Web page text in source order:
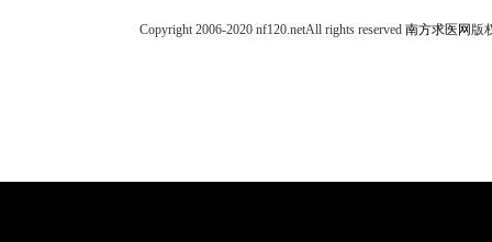
Copyright 2006-2020 nf120.netAll rights reserved 南方求医网 版